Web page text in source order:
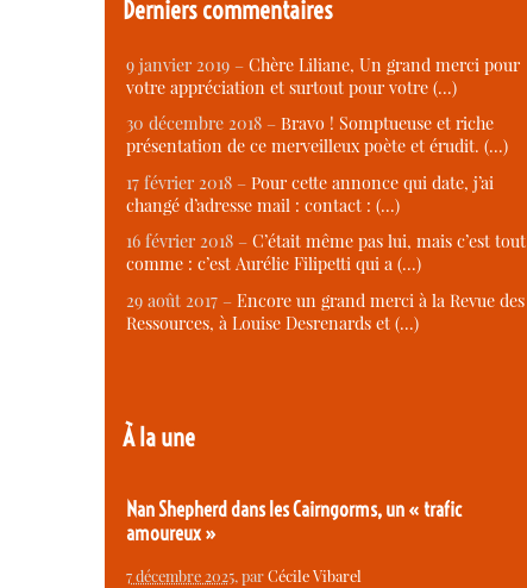
Derniers commentaires
9 janvier 2019 – Chère Liliane, Un grand merci pour
votre appréciation et surtout pour votre (…)
30 décembre 2018 – Bravo ! Somptueuse et riche
présentation de ce merveilleux poète et érudit. (…)
17 février 2018 – Pour cette annonce qui date, j’ai
changé d’adresse mail : contact : (…)
16 février 2018 – C’était même pas lui, mais c’est tout
comme : c’est Aurélie Filipetti qui a (…)
29 août 2017 – Encore un grand merci à la Revue des
Ressources, à Louise Desrenards et (…)
À la une
Nan Shepherd dans les Cairngorms, un « trafic
amoureux »
7 décembre 2025, parCécile Vibarel